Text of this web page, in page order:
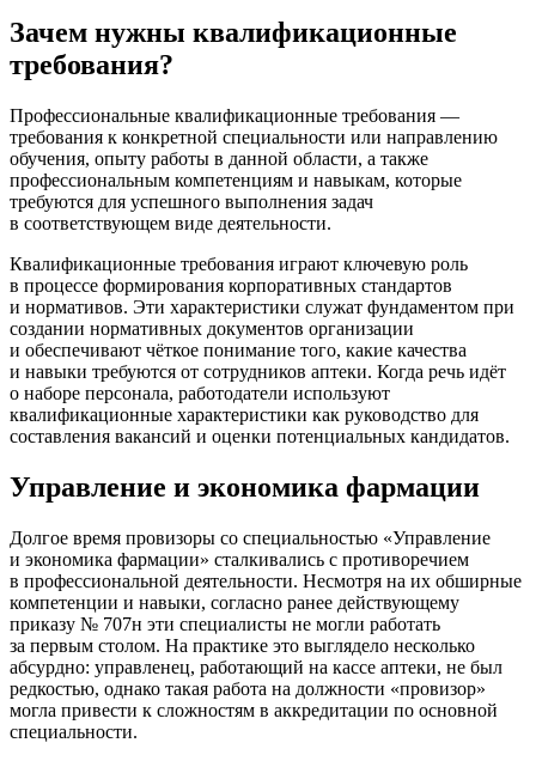
Зачем нужны квалификационные
требования?
Профессиональные квалификационные требования —
требования к конкретной специальности или направлению
обучения, опыту работы в данной области, а также
профессиональным компетенциям и навыкам, которые
требуются для успешного выполнения задач
в соответствующем виде деятельности.
Квалификационные требования играют ключевую роль
в процессе формирования корпоративных стандартов
и нормативов. Эти характеристики служат фундаментом при
создании нормативных документов организации
и обеспечивают чёткое понимание того, какие качества
и навыки требуются от сотрудников аптеки. Когда речь идёт
о наборе персонала, работодатели используют
квалификационные характеристики как руководство для
составления вакансий и оценки потенциальных кандидатов.
Управление и экономика фармации
Долгое время провизоры со специальностью «Управление
и экономика фармации» сталкивались с противоречием
в профессиональной деятельности. Несмотря на их обширные
компетенции и навыки, согласно ранее действующему
приказу № 707н эти специалисты не могли работать
за первым столом. На практике это выглядело несколько
абсурдно: управленец, работающий на кассе аптеки, не был
редкостью, однако такая работа на должности «провизор»
могла привести к сложностям в аккредитации по основной
специальности.